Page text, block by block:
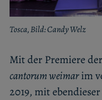
Tosca, Bild: Candy Welz
Mit der Premiere
cantorum weimarim
2019, mit